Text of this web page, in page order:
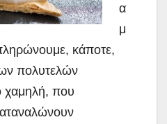
α
μ
κάποτε,
πολυτελών
χαμηλή, που